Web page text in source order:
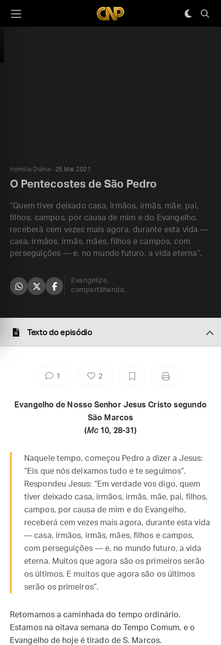
Homilia Diária 25 Mai 2021
O Pentecostes de São Pedro
“Quem tiver deixado casa, irmãos, irmãs, mãe, pai,
filhos, campos, por causa de mim e do Evangelho,
receberá cem vezes mais agora, durante esta vida —
casa, irmãos, irmãs, mães, filhos e campos, com
perseguições — e, no mundo futuro, a vida eterna”.
Evangelize,
compartilhando.
Texto do episódio
1 2
Evangelho de Nosso Senhor Jesus Cristo segundo
São Marcos
(Mc10, 28-31)
Naquele tempo, começou Pedro a dizer a Jesus:
“Eis que nós deixamos tudo e te seguimos”.
Respondeu Jesus: “Em verdade vos digo, quem
tiver deixado casa, irmãos, irmãs, mãe, pai, filhos,
campos, por causa de mim e do Evangelho,
receberá cem vezes mais agora, durante esta vida
— casa, irmãos, irmãs, mães, filhos e campos,
com perseguições — e, no mundo futuro, a vida
eterna. Muitos que agora são os primeiros serão
os últimos. E muitos que agora são os últimos
serão os primeiros”.
Retomamos a caminhada do tempo ordinário.
Estamos na oitava semana do Tempo Comum, e o
Evangelho de hoje é tirado de S. Marcos.